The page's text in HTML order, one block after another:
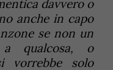
davvero o
anche in capo
se non un
qualcosa, o
vorrebbe solo